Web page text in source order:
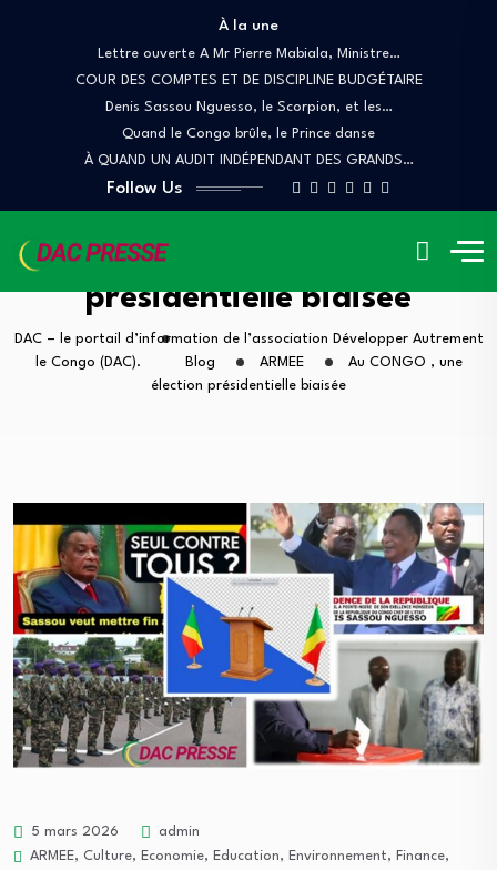
À la une
Lettre ouverte A Mr Pierre Mabiala, Ministre…
COUR DES COMPTES ET DE DISCIPLINE BUDGÉTAIRE
Denis Sassou Nguesso, le Scorpion, et les…
Quand le Congo brûle, le Prince danse
À QUAND UN AUDIT INDÉPENDANT DES GRANDS…
Follow Us
Au CONGO , une élection
présidentielle biaisée
DAC – le portail d’information de l’association Développer Autrement
le Congo (DAC).
Blog ARMEE
Au CONGO , une
élection présidentielle biaisée
5 mars 2026
admin
ARMEE, Culture, Economie, Education, Environnement, Finance,